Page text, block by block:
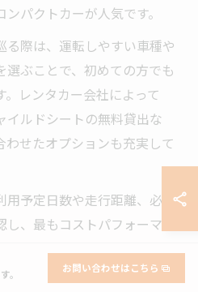
パクトカーが人気です。
る際は、運転しやすい車種や
選ぶことで、初めての方でも
レンタカー会社によって
イルドシートの無料貸出な
わせたオプションも充実して
用予定日数や走行距離、必要
、最もコストパフォーマン
ょう。事前予約での割引や、
見逃せません。
。
お問い合わせはこちら